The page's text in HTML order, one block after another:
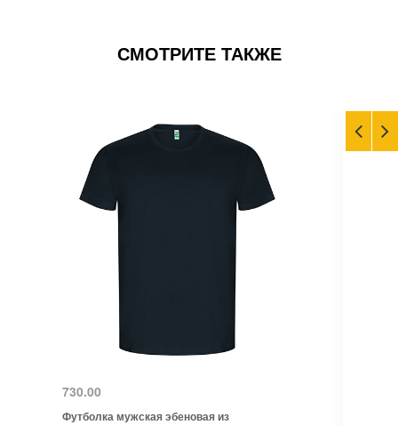
СМОТРИТЕ ТАКЖЕ
730.00
Футболка мужская эбеновая из